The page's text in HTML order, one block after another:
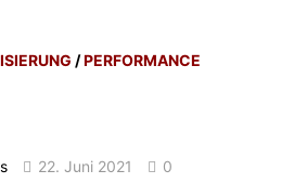
/PERFORMANCE
22. Juni 2021 0